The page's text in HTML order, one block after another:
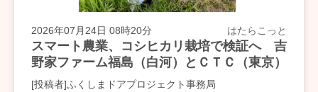
2026年07月24日 08時20分 はたらこっと
スマート農業、コシヒカリ栽培で検証へ 吉
野家ファーム福島（白河）とＣＴＣ（東京）
[投稿者]ふくしまドアプロジェクト事務局